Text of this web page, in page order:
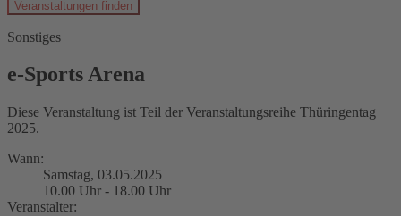
Veranstaltungen finden
Sonstiges
e-Sports Arena
Diese Veranstaltung ist Teil der Veranstaltungsreihe Thüringentag
2025.
Wann:
Samstag, 03.05.2025
10.00 Uhr - 18.00 Uhr
Veranstalter: